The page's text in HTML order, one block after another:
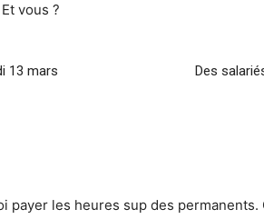
vous ?
13 mars Des
payer les heures sup des